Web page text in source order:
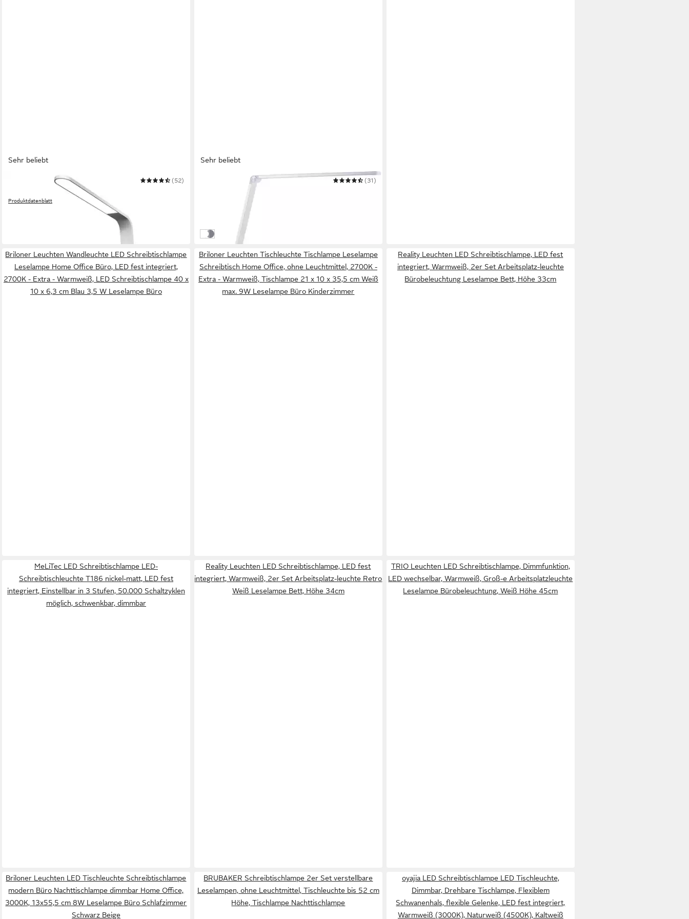
Sehr beliebt
Schreibtischlampe
(52)
Produktdatenblatt
Sehr beliebt
LED Schreibtischlampe Gyllan
(31)
39,99 €
in 1-2 Werktagen bei dir
weiß
schwarz
Briloner Leuchten Wandleuchte LED Schreibtischlampe
Leselampe Home Office Büro, LED fest integriert,
2700K - Extra - Warmweiß, LED Schreibtischlampe 40 x
10 x 6,3 cm Blau 3,5 W Leselampe Büro
Briloner Leuchten Tischleuchte Tischlampe Leselampe
Schreibtisch Home Office, ohne Leuchtmittel, 2700K -
Extra - Warmweiß, Tischlampe 21 x 10 x 35,5 cm Weiß
max. 9W Leselampe Büro Kinderzimmer
Reality Leuchten LED Schreibtischlampe, LED fest
integriert, Warmweiß, 2er Set Arbeitsplatz-leuchte
Bürobeleuchtung Leselampe Bett, Höhe 33cm
MeLiTec LED Schreibtischlampe LED-
Schreibtischleuchte T186 nickel-matt, LED fest
integriert, Einstellbar in 3 Stufen, 50.000 Schaltzyklen
möglich, schwenkbar, dimmbar
Reality Leuchten LED Schreibtischlampe, LED fest
integriert, Warmweiß, 2er Set Arbeitsplatz-leuchte Retro
Weiß Leselampe Bett, Höhe 34cm
TRIO Leuchten LED Schreibtischlampe, Dimmfunktion,
LED wechselbar, Warmweiß, Groß-e Arbeitsplatzleuchte
Leselampe Bürobeleuchtung, Weiß Höhe 45cm
Briloner Leuchten LED Tischleuchte Schreibtischlampe
modern Büro Nachttischlampe dimmbar Home Office,
3000K, 13x55,5 cm 8W Leselampe Büro Schlafzimmer
Schwarz Beige
BRUBAKER Schreibtischlampe 2er Set verstellbare
Leselampen, ohne Leuchtmittel, Tischleuchte bis 52 cm
Höhe, Tischlampe Nachttischlampe
oyajia LED Schreibtischlampe LED Tischleuchte,
Dimmbar, Drehbare Tischlampe, Flexiblem
Schwanenhals, flexible Gelenke, LED fest integriert,
Warmweiß (3000K), Naturweiß (4500K), Kaltweiß